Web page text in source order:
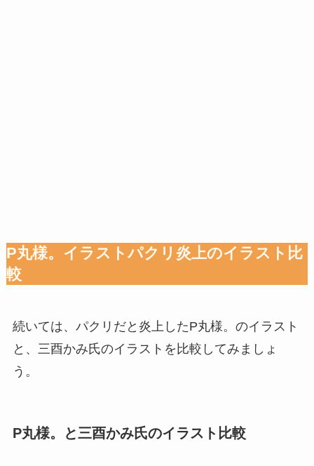
P丸様。イラストパクリ炎上のイラスト比
較
続いては、パクリだと炎上したP丸様。のイラスト
と、三酉かみ氏のイラストを比較してみましょ
う。
P丸様。と三酉かみ氏のイラスト比較